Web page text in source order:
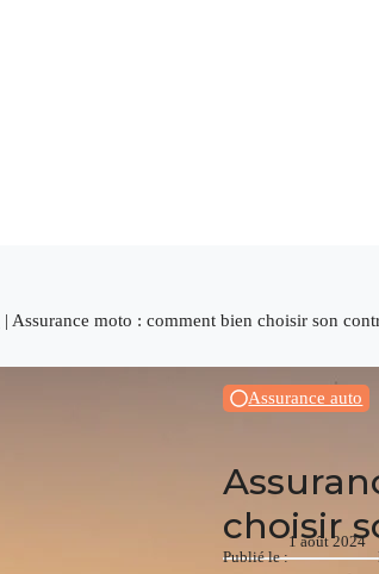
| Assurance moto : comment bien choisir son
Assurance auto
choisir
Publié le :
1 août 2024